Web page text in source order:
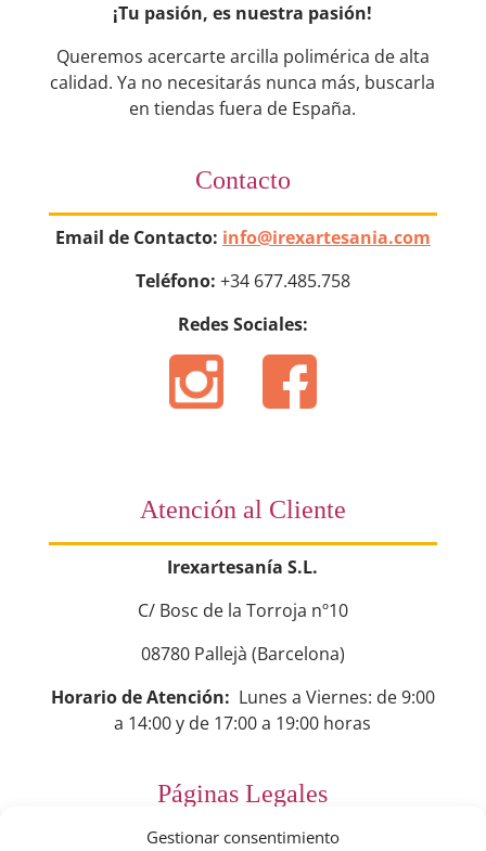
Gestionar consentimiento
¡Tu pasión, es nuestra pasión!
Queremos acercarte arcilla polimérica de alta
calidad. Ya no necesitarás nunca más, buscarla
en tiendas fuera de España.
Contacto
Email de Contacto: info@irexartesania.com
Teléfono: +34 677.485.758
Redes Sociales:
Atención al Cliente
Irexartesanía S.L.
C/ Bosc de la Torroja nº10
08780 Pallejà (Barcelona)
Horario de Atención: Lunes a Viernes: de 9:00
a 14:00 y de 17:00 a 19:00 horas
Páginas Legales